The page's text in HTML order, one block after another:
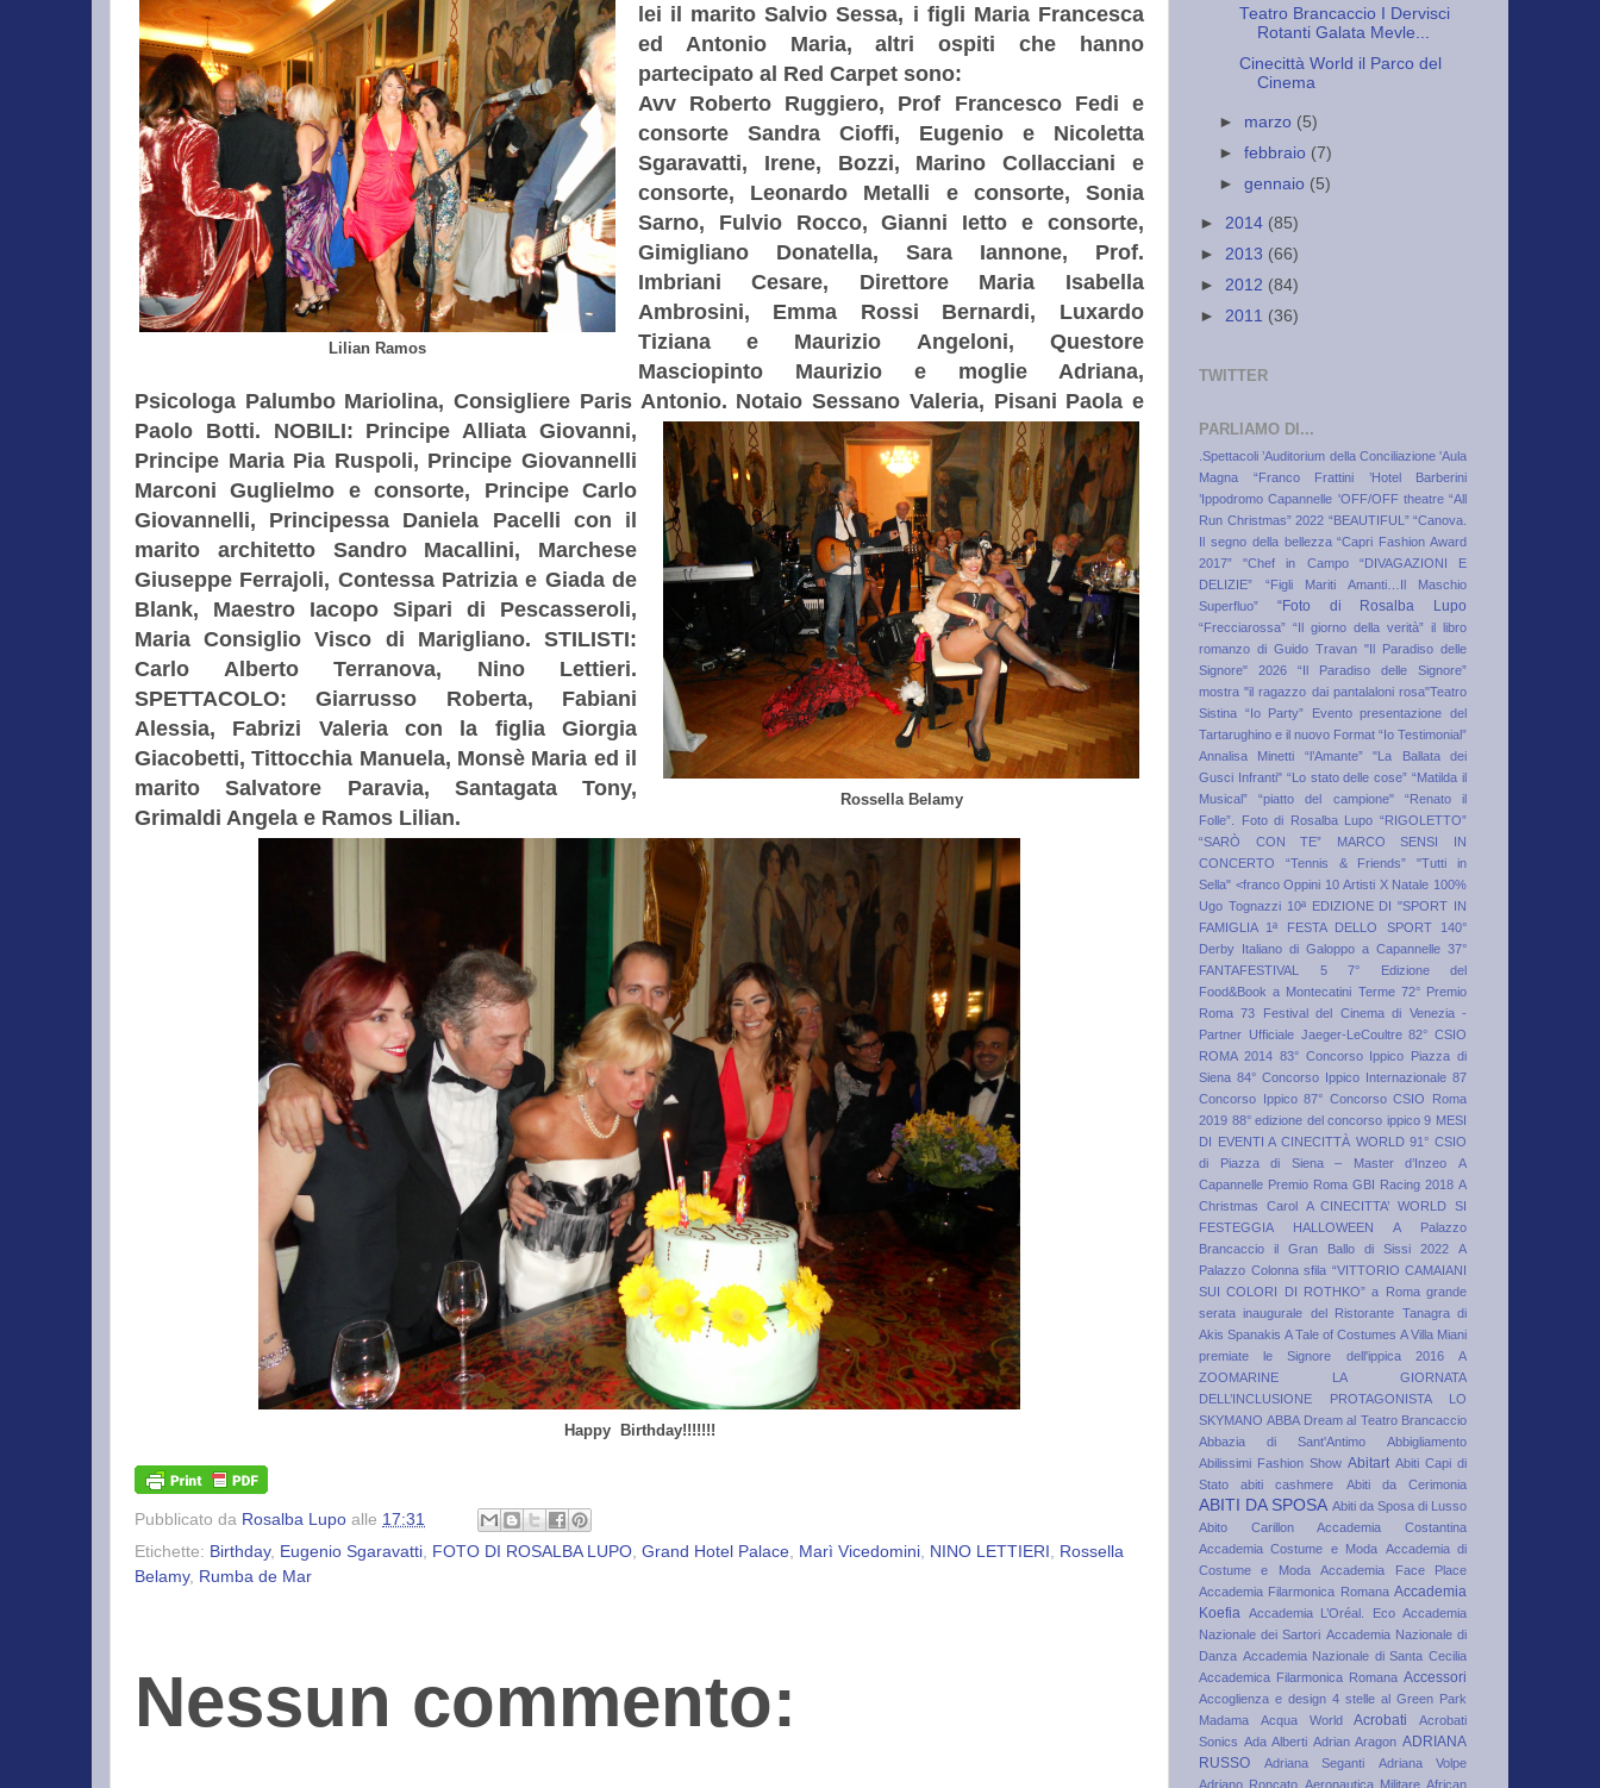
Lilian Ramos
lei il marito Salvio Sessa, i figli Maria Francesca
ed Antonio Maria, altri ospiti che hanno
partecipato al Red Carpet sono:
Avv Roberto Ruggiero, Prof Francesco Fedi e
consorte Sandra Cioffi, Eugenio e Nicoletta
Sgaravatti, Irene, Bozzi, Marino Collacciani e
consorte, Leonardo Metalli e consorte, Sonia
Sarno, Fulvio Rocco, Gianni Ietto e consorte,
Gimigliano Donatella, Sara Iannone, Prof.
Imbriani Cesare, Direttore Maria Isabella
Ambrosini, Emma Rossi Bernardi, Luxardo
Tiziana e Maurizio Angeloni, Questore
Masciopinto Maurizio e moglie Adriana,
Psicologa Palumbo Mariolina, Consigliere Paris Antonio. Notaio Sessano Valeria, Pisani Paola e
Paolo Botti.
Rossella Belamy
NOBILI: Principe Alliata Giovanni,
Principe Maria Pia Ruspoli, Principe Giovannelli
Marconi Guglielmo e consorte, Principe Carlo
Giovannelli, Principessa Daniela Pacelli con il
marito architetto Sandro Macallini, Marchese
Giuseppe Ferrajoli, Contessa Patrizia e Giada de
Blank, Maestro Iacopo Sipari di Pescasseroli,
Maria Consiglio Visco di Marigliano. STILISTI:
Carlo Alberto Terranova, Nino Lettieri.
SPETTACOLO: Giarrusso Roberta, Fabiani
Alessia, Fabrizi Valeria con la figlia Giorgia
Giacobetti, Tittocchia Manuela, Monsè Maria ed il
marito Salvatore Paravia, Santagata Tony,
Grimaldi Angela e Ramos Lilian.
Happy Birthday!!!!!!!
Pubblicato da Rosalba Lupo alle 17:31
Etichette: Birthday, Eugenio Sgaravatti, FOTO DI ROSALBA LUPO, Grand Hotel Palace, Marì Vicedomini, NINO LETTIERI , Rossella
Belamy, Rumba de Mar
Nessun commento:
Teatro Brancaccio I Dervisci
Rotanti Galata Mevle...
Cinecittà World il Parco del
Cinema
► marzo (5)
►febbraio (7)
►gennaio (5)
► 2014 (85)
► 2013 (66)
► 2012 (84)
► 2011 (36)
TWITTER
PARLIAMO DI...
.Spettacoli ’Auditorium della Conciliazione 'Aula
Magna “Franco Frattini
’Hotel Barberini
’Ippodromo Capannelle 'OFF/OFF theatre “All
Run Christmas” 2022 “BEAUTIFUL” “Canova.
Il segno della bellezza “Capri Fashion Award
2017”
"Chef in Campo
“DIVAGAZIONI E
DELIZIE”
“Figli Mariti Amanti…Il Maschio
Superfluo”
“Foto di Rosalba Lupo
“Frecciarossa” “Il giorno della verità” il libro
romanzo di Guido Travan "Il Paradiso delle
Signore" 2026
“Il Paradiso delle Signore”
mostra "il ragazzo dai pantalaloni rosa"Teatro
Sistina “Io Party” Evento presentazione del
Tartarughino e il nuovo Format “Io Testimonial”
Annalisa Minetti
“l’Amante”
"La Ballata dei
Gusci Infranti" “Lo stato delle cose” “Matilda il
Musical”
“piatto del campione"
“Renato il
Folle”. Foto di Rosalba Lupo “RIGOLETTO”
“SARÒ CON TE” MARCO SENSI IN
CONCERTO
“Tennis & Friends”
"Tutti in
Sella" <franco Oppini 10 Artisti X Natale 100%
Ugo Tognazzi 10ª EDIZIONE DI "SPORT IN
FAMIGLIA 1ª FESTA DELLO SPORT
140°
Derby Italiano di Galoppo a Capannelle 37°
FANTAFESTIVAL
5
7° Edizione del
Food&Book a Montecatini Terme 72° Premio
Roma 73 Festival del Cinema di Venezia -
Partner Ufficiale Jaeger-LeCoultre 82° CSIO
ROMA 2014 83° Concorso Ippico Piazza di
Siena 84° Concorso Ippico Internazionale 87
Concorso Ippico 87° Concorso CSIO Roma
2019 88° edizione del concorso ippico 9 MESI
DI EVENTI A CINECITTÀ WORLD 91° CSIO
di Piazza di Siena – Master d’Inzeo
A
Capannelle Premio Roma GBI Racing 2018 A
Christmas Carol
A CINECITTA’ WORLD SI
FESTEGGIA HALLOWEEN
A Palazzo
Brancaccio il Gran Ballo di Sissi 2022
A
Palazzo Colonna sfila “VITTORIO CAMAIANI
SUI COLORI DI ROTHKO” a Roma grande
serata inaugurale del Ristorante Tanagra di
Akis Spanakis A Tale of Costumes A Villa Miani
premiate le Signore dell'ippica 2016
A
ZOOMARINE LA GIORNATA
DELL’INCLUSIONE PROTAGONISTA LO
SKYMANO ABBA Dream al Teatro Brancaccio
Abbazia di Sant'Antimo
Abbigliamento
Abilissimi Fashion Show Abitart Abiti Capi di
Stato
abiti cashmere Abiti da Cerimonia
ABITI DA SPOSA Abiti da Sposa di Lusso
Abito Carillon
Accademia Costantina
Accademia Costume e Moda Accademia di
Costume e Moda
Accademia Face Place
Accademia Filarmonica Romana Accademia
Koefia Accademia L’Oréal. Eco Accademia
Nazionale dei Sartori Accademia Nazionale di
Danza Accademia Nazionale di Santa Cecilia
Accademica Filarmonica Romana Accessori
Accoglienza e design 4 stelle al Green Park
Madama
Acqua World Acrobati
Acrobati
Sonics Ada Alberti Adrian Aragon ADRIANA
RUSSO
Adriana Seganti
Adriana Volpe
Adriano Roncato Aeronautica Militare African